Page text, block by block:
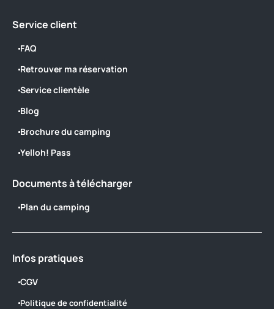
Service client
FAQ
Retrouver ma réservation
Service clientèle
Blog
Brochure du camping
Yelloh! Pass
Documents à télécharger
Plan du camping
Infos pratiques
CGV
Politique de confidentialité